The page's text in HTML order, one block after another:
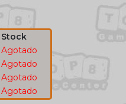
Stock
Agotado
Agotado
Agotado
Agotado